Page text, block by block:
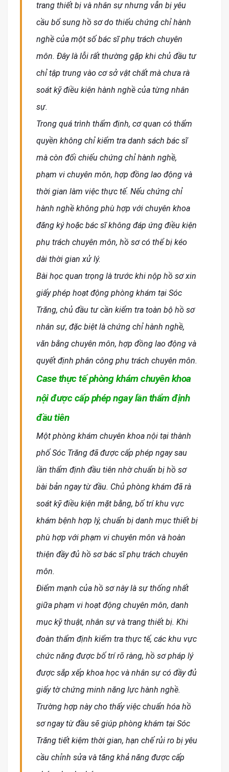
trang thiết bị và nhân sự nhưng vẫn bị yêu
cầu bổ sung hồ sơ do thiếu chứng chỉ hành
nghề của một số bác sĩ phụ trách chuyên
môn. Đây là lỗi rất thường gặp khi chủ đầu tư
chỉ tập trung vào cơ sở vật chất mà chưa rà
soát kỹ điều kiện hành nghề của từng nhân
sự.
Trong quá trình thẩm định, cơ quan có thẩm
quyền không chỉ kiểm tra danh sách bác sĩ
mà còn đối chiếu chứng chỉ hành nghề,
phạm vi chuyên môn, hợp đồng lao động và
thời gian làm việc thực tế. Nếu chứng chỉ
hành nghề không phù hợp với chuyên khoa
đăng ký hoặc bác sĩ không đáp ứng điều kiện
phụ trách chuyên môn, hồ sơ có thể bị kéo
dài thời gian xử lý.
Bài học quan trọng là trước khi nộp hồ sơ xin
giấy phép hoạt động phòng khám tại Sóc
Trăng, chủ đầu tư cần kiểm tra toàn bộ hồ sơ
nhân sự, đặc biệt là chứng chỉ hành nghề,
văn bằng chuyên môn, hợp đồng lao động và
quyết định phân công phụ trách chuyên môn.
Case thực tế phòng khám chuyên khoa
nội được cấp phép ngay lần thẩm định
đầu tiên
Một phòng khám chuyên khoa nội tại thành
phố Sóc Trăng đã được cấp phép ngay sau
lần thẩm định đầu tiên nhờ chuẩn bị hồ sơ
bài bản ngay từ đầu. Chủ phòng khám đã rà
soát kỹ điều kiện mặt bằng, bố trí khu vực
khám bệnh hợp lý, chuẩn bị danh mục thiết bị
phù hợp với phạm vi chuyên môn và hoàn
thiện đầy đủ hồ sơ bác sĩ phụ trách chuyên
môn.
Điểm mạnh của hồ sơ này là sự thống nhất
giữa phạm vi hoạt động chuyên môn, danh
mục kỹ thuật, nhân sự và trang thiết bị. Khi
đoàn thẩm định kiểm tra thực tế, các khu vực
chức năng được bố trí rõ ràng, hồ sơ pháp lý
được sắp xếp khoa học và nhân sự có đầy đủ
giấy tờ chứng minh năng lực hành nghề.
Trường hợp này cho thấy việc chuẩn hóa hồ
sơ ngay từ đầu sẽ giúp phòng khám tại Sóc
Trăng tiết kiệm thời gian, hạn chế rủi ro bị yêu
cầu chỉnh sửa và tăng khả năng được cấp